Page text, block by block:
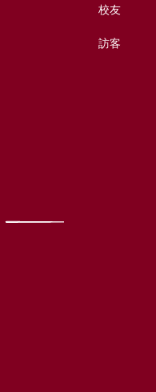
校友
訪客